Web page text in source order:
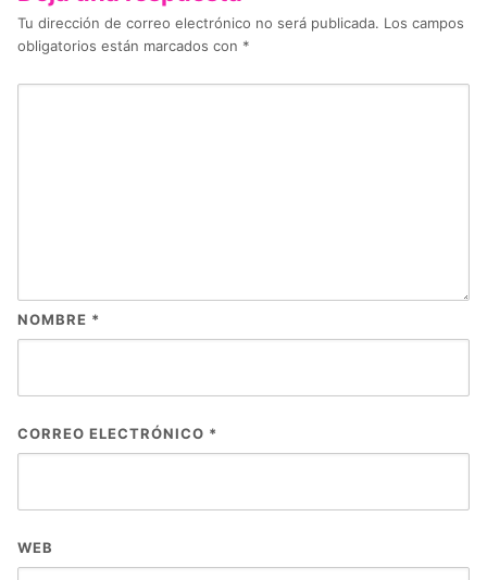
Tu dirección de correo electrónico no será publicada. Los campos
obligatorios están marcados con *
NOMBRE *
CORREO ELECTRÓNICO *
WEB